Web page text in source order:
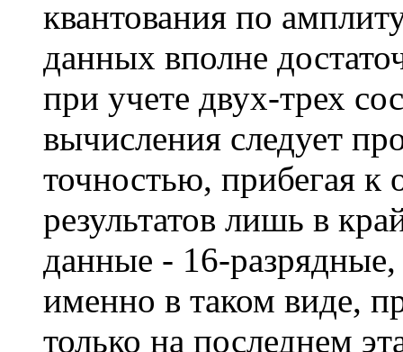
квантования по
данных вполне
при учете двух-трех
вычисления следует
точностью, прибегая
результатов лишь в
данные - 16-разрядные,
именно в таком виде,
только на последнем